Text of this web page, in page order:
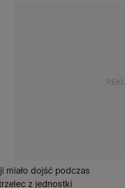
miało dojść podczas
z jednostki